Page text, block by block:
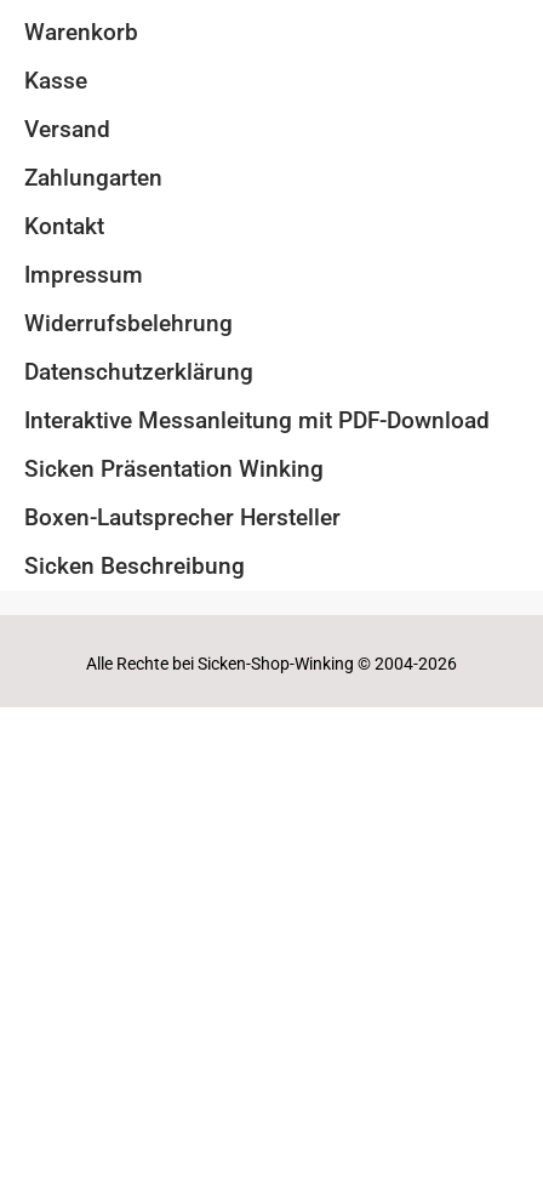
Warenkorb
Kasse
Versand
Zahlungarten
Kontakt
Impressum
Widerrufsbelehrung
Datenschutzerklärung
Interaktive Messanleitung mit PDF-Download
Sicken Präsentation Winking
Boxen-Lautsprecher Hersteller
Sicken Beschreibung
Alle Rechte bei Sicken-Shop-Winking © 2004-2026